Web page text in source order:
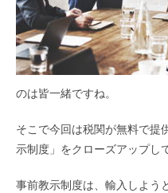
のは皆一緒ですね。
そこで今回は税関が無料で提
示制度」をクローズアップし
事前教示制度は、輸入しよう